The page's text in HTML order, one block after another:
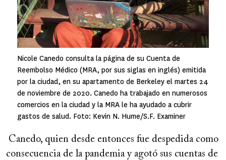
Nicole Canedo consulta la página de su Cuenta de
Reembolso Médico (MRA, por sus siglas en inglés) emitida
por la ciudad, en su apartamento de Berkeley el martes 24
de noviembre de 2020. Canedo ha trabajado en numerosos
comercios en la ciudad y la MRA le ha ayudado a cubrir
gastos de salud. Foto: Kevin N. Hume/S.F. Examiner
Canedo, quien desde entonces fue despedida como
consecuencia de la pandemia y agotó sus cuentas de